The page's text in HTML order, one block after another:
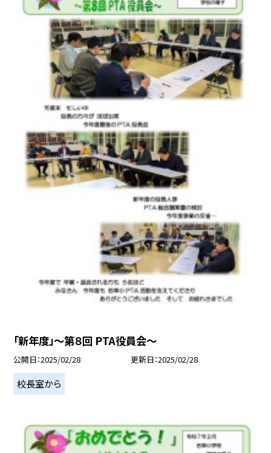
「新年度」～第８回 PTA役員会～
公開日 2025/02/28 更新日 2025/02/28
校長室から